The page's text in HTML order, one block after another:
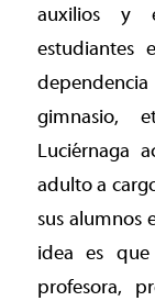
auxilios y
estudiantes
gimnasio,
Luciérnaga
adulto a
sus alumnos
idea es
profesora,